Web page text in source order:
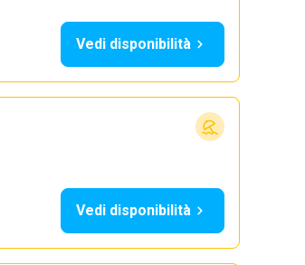
Vedi disponibilità
Vedi disponibilità